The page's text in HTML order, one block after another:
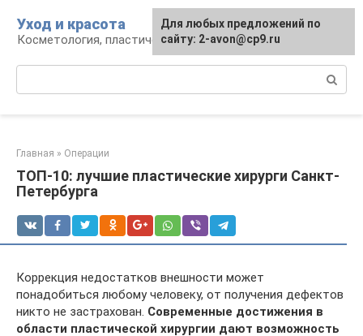
контенту
Уход и красота
Косметология, пластическая хирургия, уход
Главная » Операции
ТОП-10: лучшие пластические хирурги Санкт-
Петербурга
Коррекция недостатков внешности может
понадобиться любому человеку, от получения дефектов
никто не застрахован. Современные достижения в
области пластической хирургии дают возможность
Для любых предложений по
сайту: 2-avon@cp9.ru